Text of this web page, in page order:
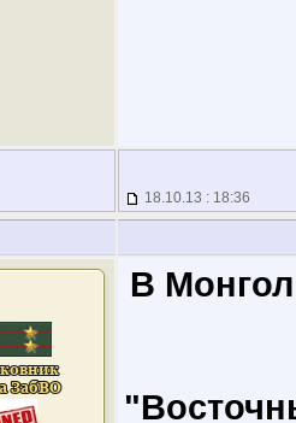
18.10.13 : 18:36
В